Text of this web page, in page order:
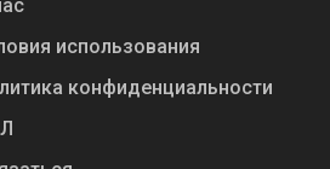
использования
конфиденциальности